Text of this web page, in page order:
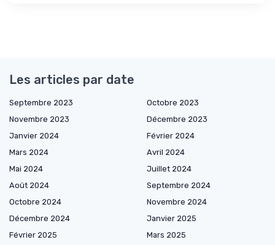
Les articles par date
Septembre 2023
Octobre 2023
Novembre 2023
Décembre 2023
Janvier 2024
Février 2024
Mars 2024
Avril 2024
Mai 2024
Juillet 2024
Août 2024
Septembre 2024
Octobre 2024
Novembre 2024
Décembre 2024
Janvier 2025
Février 2025
Mars 2025